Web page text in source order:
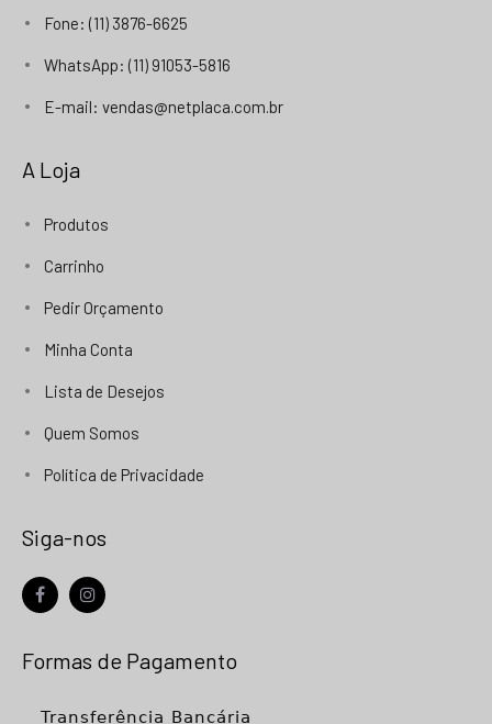
Fone: (11) 3876-6625
WhatsApp: (11) 91053-5816
E-mail: vendas@netplaca.com.br
A Loja
Produtos
Carrinho
Pedir Orçamento
Minha Conta
Lista de Desejos
Quem Somos
Política de Privacidade
Siga-nos
Formas de Pagamento